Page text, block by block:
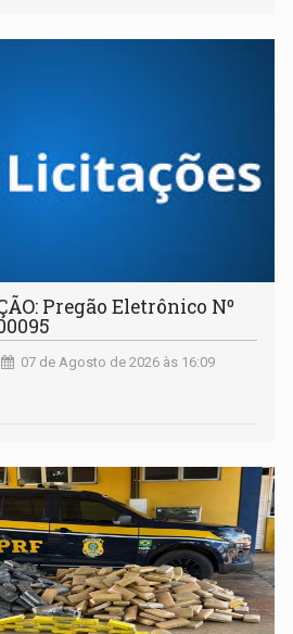
Pregão Eletrônico Nº
07 de Agosto de 2026 às 16:09